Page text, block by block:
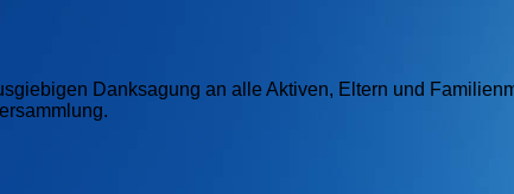
Danksagung an alle Aktiven, Eltern und